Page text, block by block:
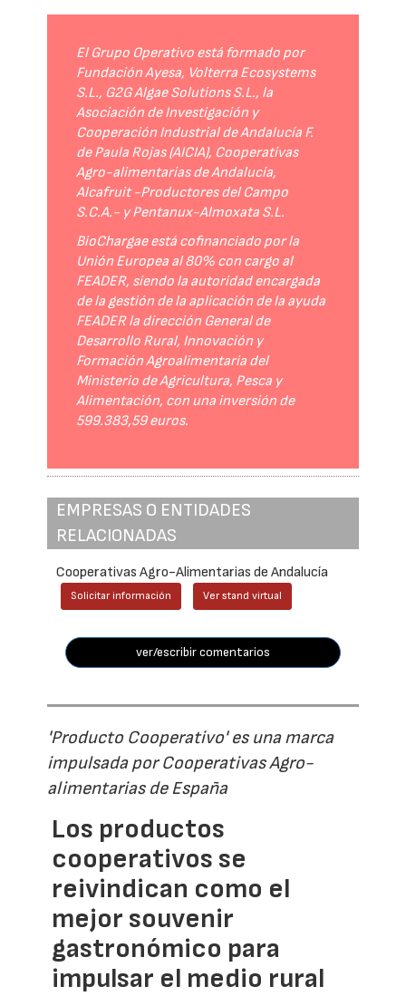
El Grupo Operativo está formado por
Fundación Ayesa, Volterra Ecosystems
S.L., G2G Algae Solutions S.L., la
Asociación de Investigación y
Cooperación Industrial de Andalucía F.
de Paula Rojas (AICIA), Cooperativas
Agro-alimentarias de Andalucía,
Alcafruit -Productores del Campo
S.C.A.- y Pentanux-Almoxata S.L.
BioChargae está cofinanciado por la
Unión Europea al 80% con cargo al
FEADER, siendo la autoridad encargada
de la gestión de la aplicación de la ayuda
FEADER la dirección General de
Desarrollo Rural, Innovación y
Formación Agroalimentaria del
Ministerio de Agricultura, Pesca y
Alimentación, con una inversión de
599.383,59 euros.
EMPRESAS O ENTIDADES
RELACIONADAS
Cooperativas Agro-Alimentarias de Andalucía
Solicitar información Ver stand virtual
ver/escribir comentarios
'Producto Cooperativo' es una marca
impulsada por Cooperativas Agro-
alimentarias de España
Los productos
cooperativos se
reivindican como el
mejor souvenir
gastronómico para
impulsar el medio rural